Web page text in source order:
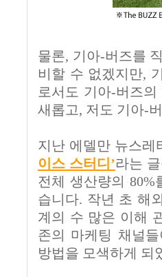
물론, 기아-버즈를
비할 수 없겠지만,
로서도 기아-버즈
새롭고, 저도 기아-
지난 에델만 뉴스
이스 스터디’라는
전체 생산량의
습니다. 작년 초 해
계의 수 많은 이해
존의 마케팅 채널
방법을 모색하게 되